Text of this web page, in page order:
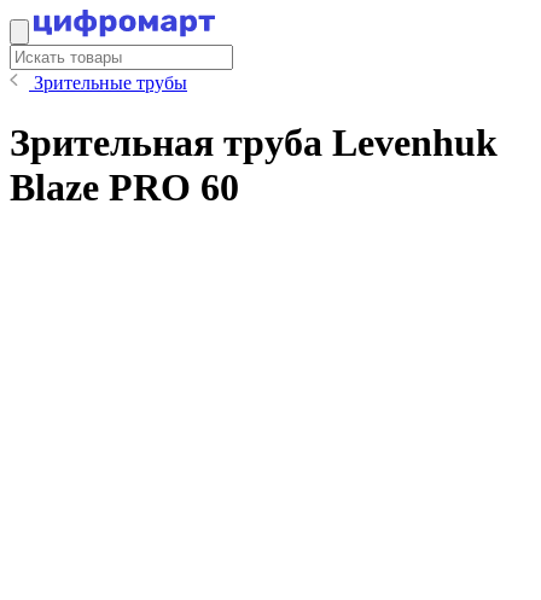
Зрительные трубы
Зрительная труба Levenhuk
Blaze PRO 60